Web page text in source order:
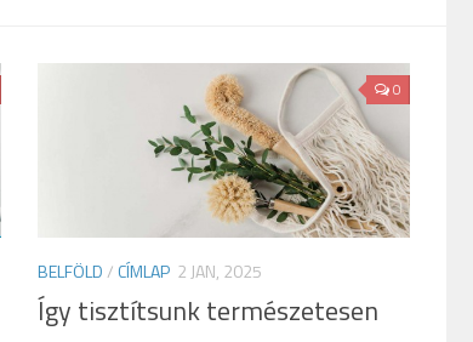
0
BELFÖLD/ CÍMLAP 2 JAN, 2025
Így tisztítsunk természetesen